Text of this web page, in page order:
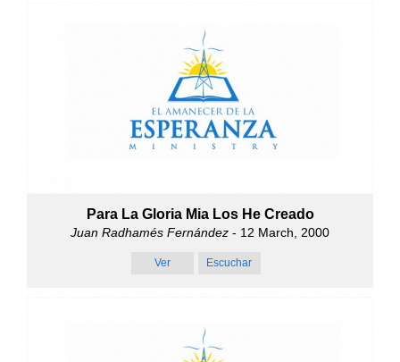
Para La Gloria Mia Los He Creado
Juan Radhamés Fernández - 12 March, 2000
Ver Escuchar